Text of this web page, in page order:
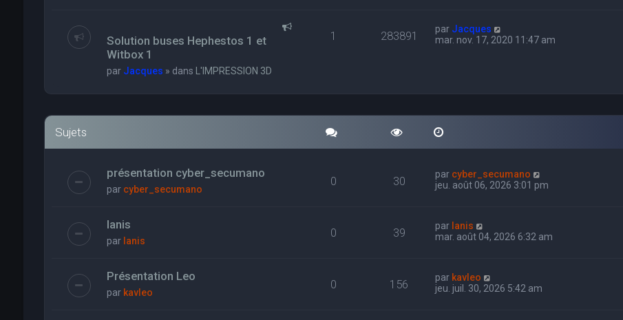
Solution buses Hephestos 1 et
Witbox 1
par Jacques » dans L'IMPRESSION 3D
1 283891 par Jacques
mar. nov. 17, 2020 11:47 am
Sujets
présentation cyber_secumano
par cyber_secumano
0 30 par cyber_secumano
jeu. août 06, 2026 3:01 pm
Ianis
par Ianis
0 39 par Ianis
mar. août 04, 2026 6:32 am
Présentation Leo
par kavleo
0 156 par kavleo
jeu. juil. 30, 2026 5:42 am